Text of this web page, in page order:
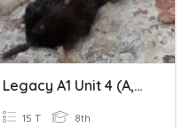
Legacy A1 Unit 4 (a,b,c,d)
15 T 8th